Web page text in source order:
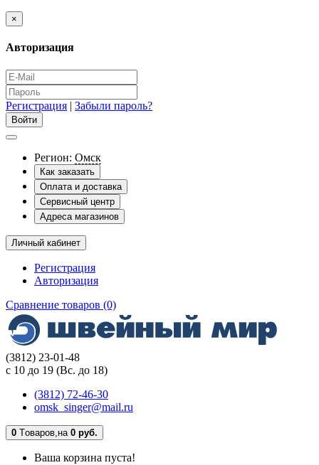
×
Авторизация
Регистрация | Забыли пароль?
Регион: Омск
Как заказать
Оплата и доставка
Сервисный центр
Адреса магазинов
Личный кабинет
Регистрация
Авторизация
Сравнение товаров (0)
(3812) 23-01-48
с 10 до 19 (Вс. до 18)
(3812) 72-46-30
omsk_singer@mail.ru
0 Tоваров,на 0 руб.
Ваша корзина пуста!